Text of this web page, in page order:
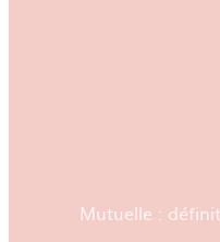
Mutuelle :